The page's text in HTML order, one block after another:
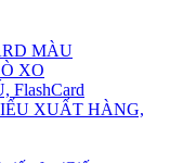
MÀU
XO
FlashCard
XUẤT HÀNG,